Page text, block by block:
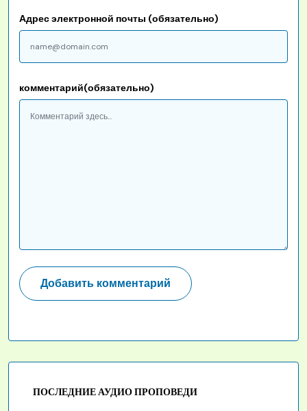
комментарий(обязательно)
Адрес электронной почты (обязательно)
ПОСЛЕДНИЕ АУДИО ПРОПОВЕДИ